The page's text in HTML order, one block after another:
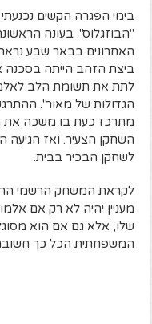
בימי הפגרה הקשים
"הבוזגלוס". בעונה
האחרונים בבאר שבע
ביצת הזהב הייתה בסכנה
לתת את תשומת הלב לאלמוג
הגדולות של מאור".
מתרכז כעת בו משכה את
השחקן הצעיר. ואז הגיעה
לשחקן הבכיר בבית.
לקראת המשחק הרשמי
מעניין יהיה לא רק אם
שלו, אלא גם אם הוא
המשפחתית הכל כך